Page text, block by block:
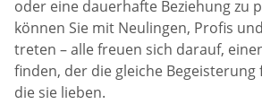
oder eine dauerhafte Beziehung zu
können Sie mit Neulingen, Profis
treten – alle freuen sich darauf,
finden, der die gleiche Begeisterung
die sie lieben.